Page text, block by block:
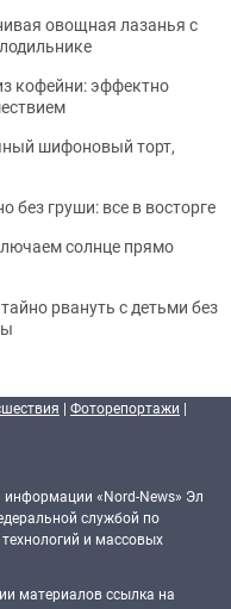
овощная лазанья с
кофейни: эффектно
шифоновый торт,
без груши: все в восторге
солнце прямо
рвануть с детьми без
| Фоторепортажи |
информации «Nord-News» Эл
службой по
и массовых
материалов ссылка на